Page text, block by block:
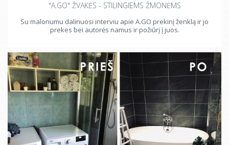
"A.GO" ŽVAKĖS - STILINGIEMS ŽMONĖMS
Su malonumu dalinuosi interviu apie A.GO prekinį ženklą ir jo
prekes bei autorės namus ir požiūrį į juos.